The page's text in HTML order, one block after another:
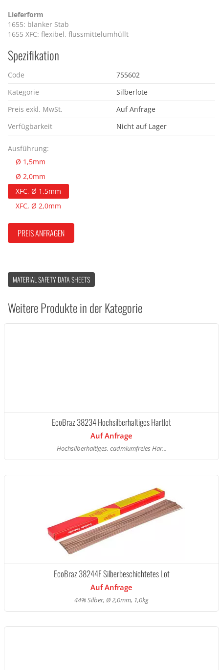
Lieferform
1655: blanker Stab
1655 XFC: flexibel, flussmittelumhüllt
Spezifikation
Code
755602
Kategorie
Silberlote
Preis exkl. MwSt.
Auf Anfrage
Verfügbarkeit
Nicht auf Lager
Ausführung:
Ø 1,5mm
Ø 2,0mm
XFC, Ø 1,5mm
XFC, Ø 2,0mm
PREIS ANFRAGEN
MATERIAL SAFETY DATA SHEETS
Weitere Produkte in der Kategorie
EcoBraz 38234 Hochsilberhaltiges Hartlot
Auf Anfrage
Hochsilberhaltiges, cadmiumfreies Har...
EcoBraz 38244F Silberbeschichtetes Lot
Auf Anfrage
44% Silber, Ø 2,0mm, 1,0kg